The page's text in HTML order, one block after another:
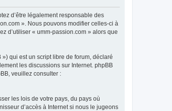
d’être légalement responsable des
». Nous pouvons modifier celles-ci à
d’utiliser « umm-passion.com » alors que
qui est un script libre de forum, déclaré
les discussions sur Internet. phpBB
veuillez consulter :
les lois de votre pays, du pays où
d’accès à Internet si nous le jugeons